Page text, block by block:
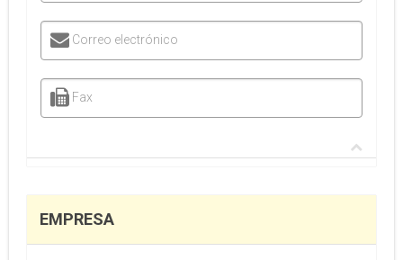
Correo electrónico
Fax
EMPRESA